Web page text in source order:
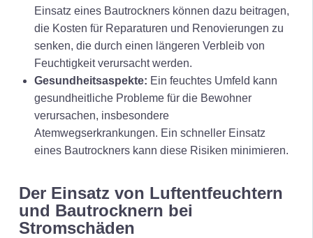
Einsatz eines Bautrockners können dazu beitragen,
die Kosten für Reparaturen und Renovierungen zu
senken, die durch einen längeren Verbleib von
Feuchtigkeit verursacht werden.
Gesundheitsaspekte: Ein feuchtes Umfeld kann
gesundheitliche Probleme für die Bewohner
verursachen, insbesondere
Atemwegserkrankungen. Ein schneller Einsatz
eines Bautrockners kann diese Risiken minimieren.
Der Einsatz von Luftentfeuchtern
und Bautrocknern bei
Stromschäden